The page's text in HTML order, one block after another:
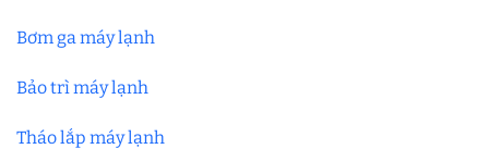
Bơm ga máy lạnh
Bảo trì máy lạnh
Tháo lắp máy lạnh